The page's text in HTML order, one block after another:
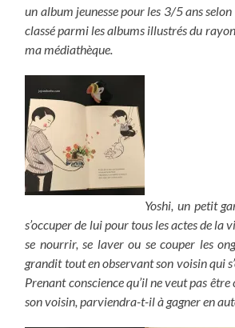
un album jeunesse pour les 3/5 ans selon
classé parmi les albums illustrés du
ma médiathèque.
Yoshi, un petit
s’occuper de lui pour tous les actes de la
se nourrir, se laver ou se couper les
grandit tout en observant son voisin qui
Prenant conscience qu’il ne veut pas
son voisin, parviendra-t-il à gagner en